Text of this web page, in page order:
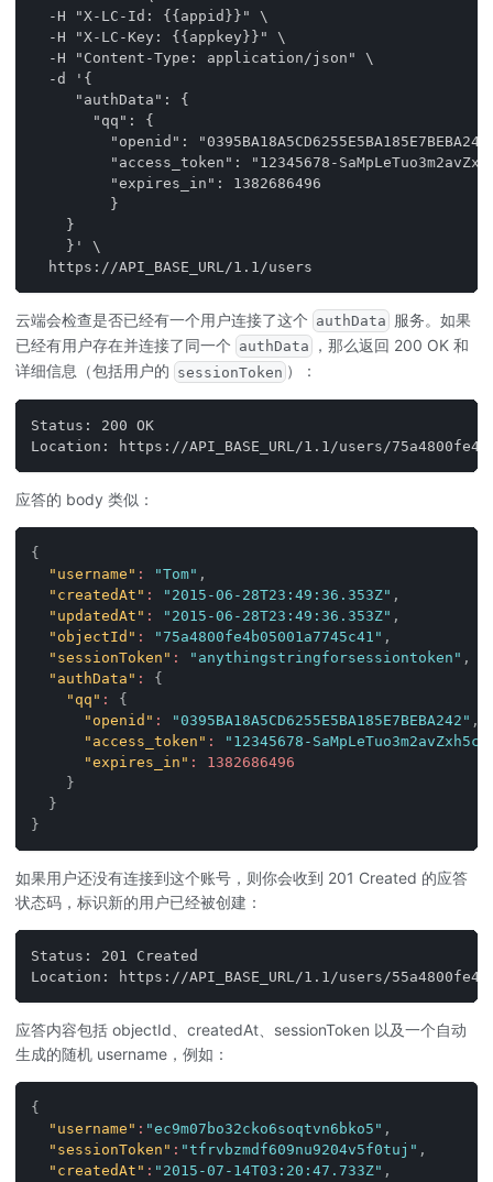
  -H "X-LC-Id: {{appid}}" \
  -H "X-LC-Key: {{appkey}}" \
  -H "Content-Type: application/json" \
  -d '{
     "authData": {
       "qq": {
"openid":
"access_token": "12345678-
         "expires_in": 1382686496
         }
    }
    }' \
  https://API_BASE_URL/1.1/users
云端会检查是否已经有一个用户连接了这个 authData 服务。如果
已经有用户存在并连接了同一个 authData
，那么返回 200 OK 和
详细信息（包括用户的 sessionToken ）：
Status: 200 OK
Location: https://API_BASE_URL/1.1/users/
应答的 body 类似：
{
"username" : "Tom" ,
"createdAt" : "2015-06-28T23:49:36.353Z" ,
"updatedAt" : "2015-06-28T23:49:36.353Z" ,
"objectId" : "75a4800fe4b05001a7745c41" ,
"sessionToken" : "anythingstringforsessiontoken" ,
"authData" :
{
"qq" :
{
"openid" : "0395BA18A5CD6255E5BA185E7BEBA242" ,
"access_token" :
"12345678-
"expires_in" :
1382686496
}
}
}
如果用户还没有连接到这个账号，则你会收到 201 Created 的应答
状态码，标识新的用户已经被创建：
Status: 201 Created
Location: https://API_BASE_URL/1.1/users/
应答内容包括 objectId、createdAt、sessionToken 以及一个自动
生成的随机 username，例如：
{
"username" : "ec9m07bo32cko6soqtvn6bko5" ,
"sessionToken" : "tfrvbzmdf609nu9204v5f0tuj" ,
"createdAt" : "2015-07-14T03:20:47.733Z" ,